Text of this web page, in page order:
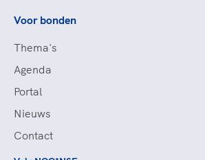
Voor bonden
Thema's
Agenda
Portal
Nieuws
Contact